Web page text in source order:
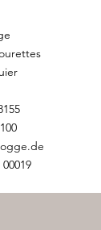
00019